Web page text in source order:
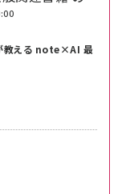
教える note×AI 最